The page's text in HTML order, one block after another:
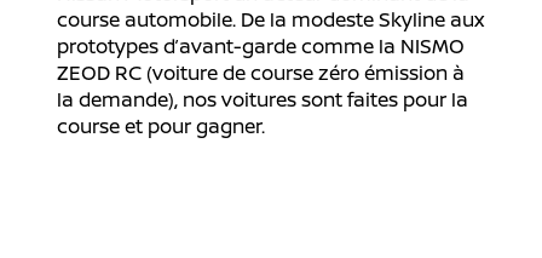
course automobile. De la modeste Skyline aux
prototypes d’avant-garde comme la NISMO
ZEOD RC (voiture de course zéro émission à
la demande), nos voitures sont faites pour la
course et pour gagner.